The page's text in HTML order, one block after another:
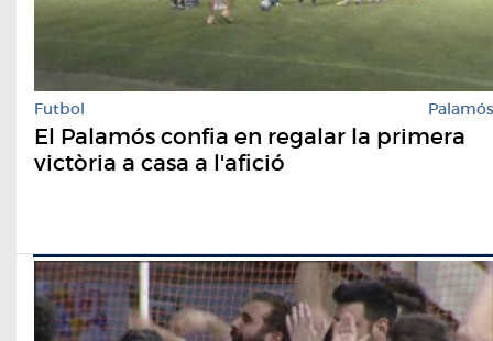
Futbol Palamós
El Palamós confia en regalar la primera
victòria a casa a l'afició